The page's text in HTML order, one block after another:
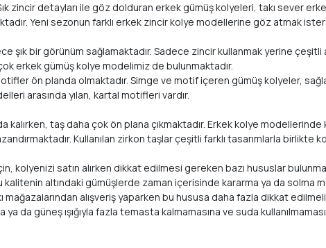
zincir detayları ile göz dolduran erkek gümüş kolyeleri, takı sever
Yeni sezonun farklı erkek zincir kolye modellerine göz atmak
şık bir görünüm sağlamaktadır. Sadece zincir kullanmak yerine
erkek gümüş kolye modelimiz de bulunmaktadır.
ön planda olmaktadır. Simge ve motif içeren gümüş kolyeler,
arasında yılan, kartal motifleri vardır.
taş daha çok ön plana çıkmaktadır. Erkek kolye modellerinde
Kullanılan zirkon taşlar çeşitli farklı tasarımlarla birlikte
kolyenizi satın alırken dikkat edilmesi gereken bazı hususlar
kalitenin altındaki gümüşlerde zaman içerisinde kararma ya da solma
alışveriş yaparken bu hususa daha fazla dikkat
ya da güneş ışığıyla fazla temasta kalmamasına ve suda